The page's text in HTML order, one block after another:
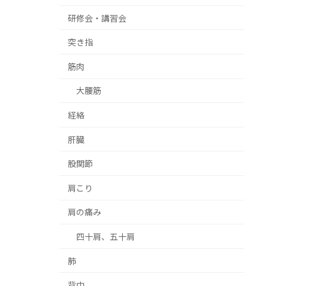
研修会・講習会
突き指
筋肉
大腰筋
経絡
肝臓
股関節
肩こり
肩の痛み
四十肩、五十肩
肺